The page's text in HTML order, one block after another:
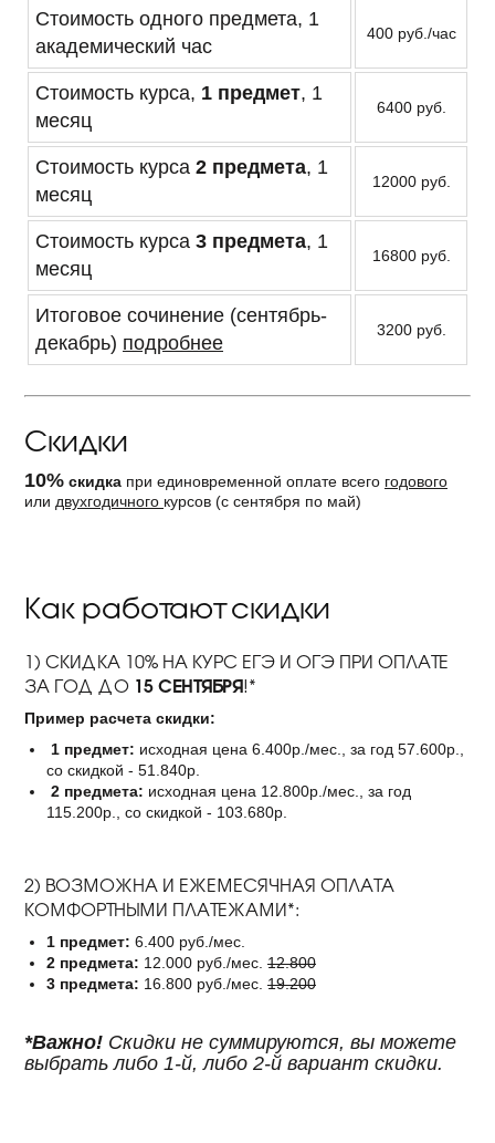
Стоимость одного предмета, 1
академический час
400 руб./час
Стоимость курса, 1 предмет, 1
месяц
6400 руб.
Стоимость курса 2 предмета, 1
месяц
12000 руб.
Стоимость курса 3 предмета, 1
месяц
16800 руб.
Итоговое сочинение (сентябрь-
декабрь) подробнее
3200 руб.
Скидки
10% скидка при единовременной оплате всего годового
или двухгодичного курсов (с сентября по май)
Как работают скидки
1) СКИДКА 10% НА КУРС ЕГЭ И ОГЭ ПРИ ОПЛАТЕ
ЗА ГОД ДО 15 СЕНТЯБРЯ!*
Пример расчета скидки:
1 предмет: исходная цена 6.400р./мес., за год 57.600р.,
со скидкой - 51.840р.
2 предмета: исходная цена 12.800р./мес., за год
115.200р., со скидкой - 103.680р.
2) ВОЗМОЖНА И ЕЖЕМЕСЯЧНАЯ ОПЛАТА
КОМФОРТНЫМИ ПЛАТЕЖАМИ*:
1 предмет: 6.400 руб./мес.
2 предмета: 12.000 руб./мес. 12.800
3 предмета: 16.800 руб./мес. 19.200
*Важно! Скидки не суммируются, вы можете
выбрать либо 1-й, либо 2-й вариант скидки.